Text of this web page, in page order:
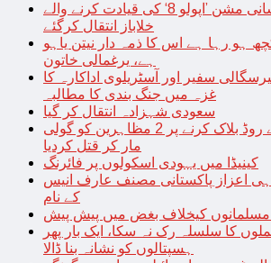
چاند کے پہلے انسانی مشن ’اپولو 8‘ کی قیادت کرنے والے
خلاباز انتقال کرگئے
ہو رہا ہے اس کا ذمہ دار نیتن یاہو
ہے، یرغمالی خاتون
سفیر اور آسٹریلوی اداکارہ کا
غزہ میں جنگ بندی کا مطالبہ
سعودی شہزادہ انتقال کر گیا
پاناما میں پروفیسر نے روڈ بلاک کرنے پر 2 مظاہرین کو گولی
مار کر قتل کردیا
کینیڈا میں یہودی اسکولوں پر فائرنگ
اعزاز پاکستانی مصنف عارف انیس
کے نام
مسلمانوں کیخلاف بغض میں پیش پیش
کا سلسلہ رک نہ سکا، ایک بار پھر
ہسپتالوں کو نشانہ بنا ڈالا